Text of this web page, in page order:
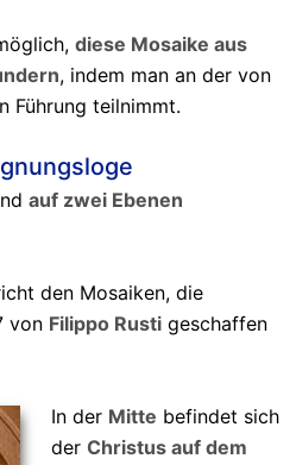
diese Mosaike aus
, indem man an der von
Führung teilnimmt.
auf zwei Ebenen
den Mosaiken, die
von Filippo Rustigeschaffen
In der Mitte befindet sich
der Christus auf dem